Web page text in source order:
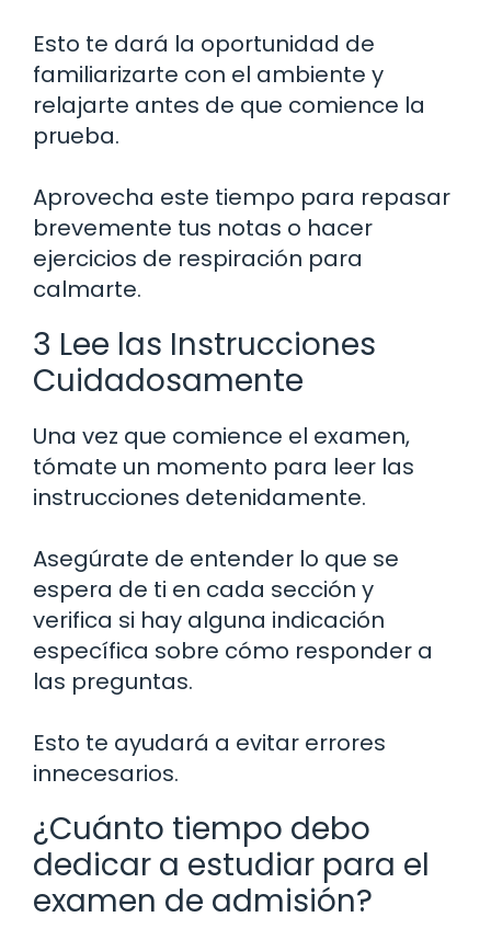
Esto te dará la oportunidad de
familiarizarte con el ambiente y
relajarte antes de que comience la
prueba.
Aprovecha este tiempo para repasar
brevemente tus notas o hacer
ejercicios de respiración para
calmarte.
3 Lee las Instrucciones
Cuidadosamente
Una vez que comience el examen,
tómate un momento para leer las
instrucciones detenidamente.
Asegúrate de entender lo que se
espera de ti en cada sección y
verifica si hay alguna indicación
específica sobre cómo responder a
las preguntas.
Esto te ayudará a evitar errores
innecesarios.
¿Cuánto tiempo debo
dedicar a estudiar para el
examen de admisión?